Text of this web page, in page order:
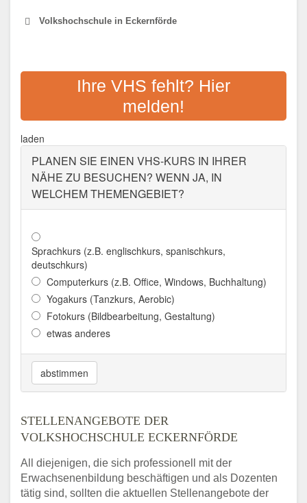
Volkshochschule in Eckernförde
VOLKSHOCHSCHULE
ECKERNFÖRDE E.V.
Reeperbahn 44, 24340 Eckernförde
Aktualisiert: August 2021
Ihre VHS fehlt? Hier
melden!
laden
PLANEN SIE EINEN VHS-KURS IN IHRER
NÄHE ZU BESUCHEN? WENN JA, IN
WELCHEM THEMENGEBIET?
Sprachkurs (z.B. englischkurs, spanischkurs,
deutschkurs)
Computerkurs (z.B. Office, Windows, Buchhaltung)
Yogakurs (Tanzkurs, Aerobic)
Fotokurs (Bildbearbeitung, Gestaltung)
etwas anderes
abstimmen
STELLENANGEBOTE DER
VOLKSHOCHSCHULE ECKERNFÖRDE
All diejenigen, die sich professionell mit der
Erwachsenenbildung beschäftigen und als Dozenten
tätig sind, sollten die aktuellen Stellenangebote der